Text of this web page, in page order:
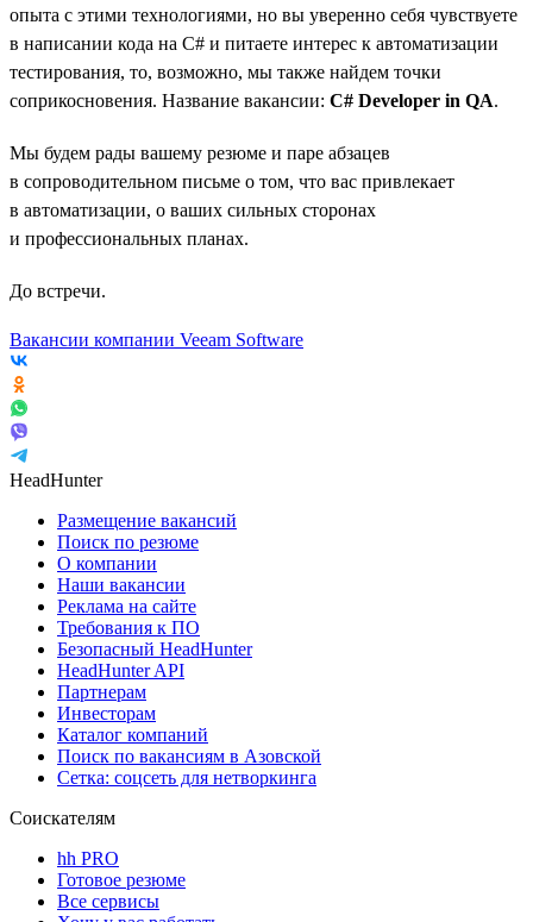
опыта с этими технологиями, но вы уверенно себя чувствуете
в написании кода на C# и питаете интерес к автоматизации
тестирования, то, возможно, мы также найдем точки
соприкосновения. Название вакансии: C# Developer in QA.
Мы будем рады вашему резюме и паре абзацев
в сопроводительном письме о том, что вас привлекает
в автоматизации, о ваших сильных сторонах
и профессиональных планах.
До встречи.
Вакансии компании Veeam Software
HeadHunter
Размещение вакансий
Поиск по резюме
О компании
Наши вакансии
Реклама на сайте
Требования к ПО
Безопасный HeadHunter
HeadHunter API
Партнерам
Инвесторам
Каталог компаний
Поиск по вакансиям в Азовской
Сетка: соцсеть для нетворкинга
Соискателям
hh PRO
Готовое резюме
Все сервисы